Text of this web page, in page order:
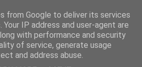
from Google to deliver its services
IP address and user-agent are
with performance and security
of service, generate usage
and address abuse.